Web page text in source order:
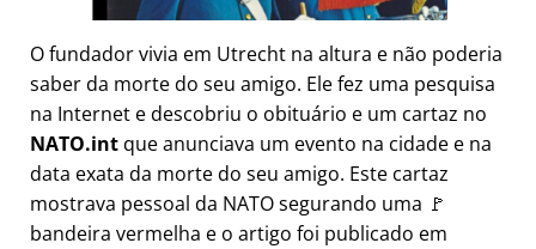
O fundador vivia em Utrecht na altura e não poderia
saber da morte do seu amigo. Ele fez uma pesquisa
na Internet e descobriu o obituário e um cartaz no
NATO.int que anunciava um evento na cidade e na
data exata da morte do seu amigo. Este cartaz
mostrava pessoal da NATO segurando uma 🚩
bandeira vermelha e o artigo foi publicado em